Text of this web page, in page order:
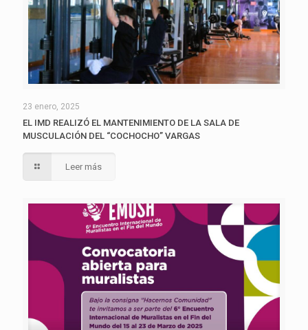
23 enero, 2025
EL IMD REALIZÓ EL MANTENIMIENTO DE LA SALA DE
MUSCULACIÓN DEL “COCHOCHO” VARGAS
Leer más